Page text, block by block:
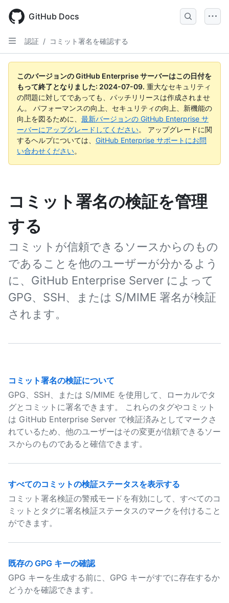
main
content
GitHub Docs
認証 / コミット署名を確認する
このバージョンの GitHub Enterprise サーバーはこの日付を
もって終了となりました: 2024-07-09. 重大なセキュリティ
の問題に対してであっても、パッチリリースは作成されませ
ん。 パフォーマンスの向上、セキュリティの向上、新機能の
向上を図るために、 最新バージョンの GitHub Enterprise サ
ーバーにアップグレードしてください。 アップグレードに関
するヘルプについては、 GitHub Enterprise サポートにお問
い合わせください。
コミット署名の検証を管理
する
コミットが信頼できるソースからのもの
であることを他のユーザーが分かるよう
に、GitHub Enterprise Server によって
GPG、SSH、または S/MIME 署名が検証
されます。
コミット署名の検証について
GPG、SSH、または S/MIME を使用して、ローカルでタ
グとコミットに署名できます。 これらのタグやコミット
は GitHub Enterprise Server で検証済みとしてマークさ
れているため、他のユーザーはその変更が信頼できるソー
スからのものであると確信できます。
すべてのコミットの検証ステータスを表示する
コミット署名検証の警戒モードを有効にして、すべてのコ
ミットとタグに署名検証ステータスのマークを付けること
ができます。
既存の GPG キーの確認
GPG キーを生成する前に、GPG キーがすでに存在するか
どうかを確認できます。